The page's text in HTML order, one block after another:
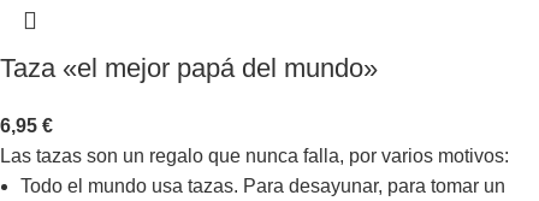
Taza «el mejor papá del mundo»
6,95 €
Las tazas son un regalo que nunca falla, por varios motivos:
Todo el mundo usa tazas. Para desayunar, para tomar un